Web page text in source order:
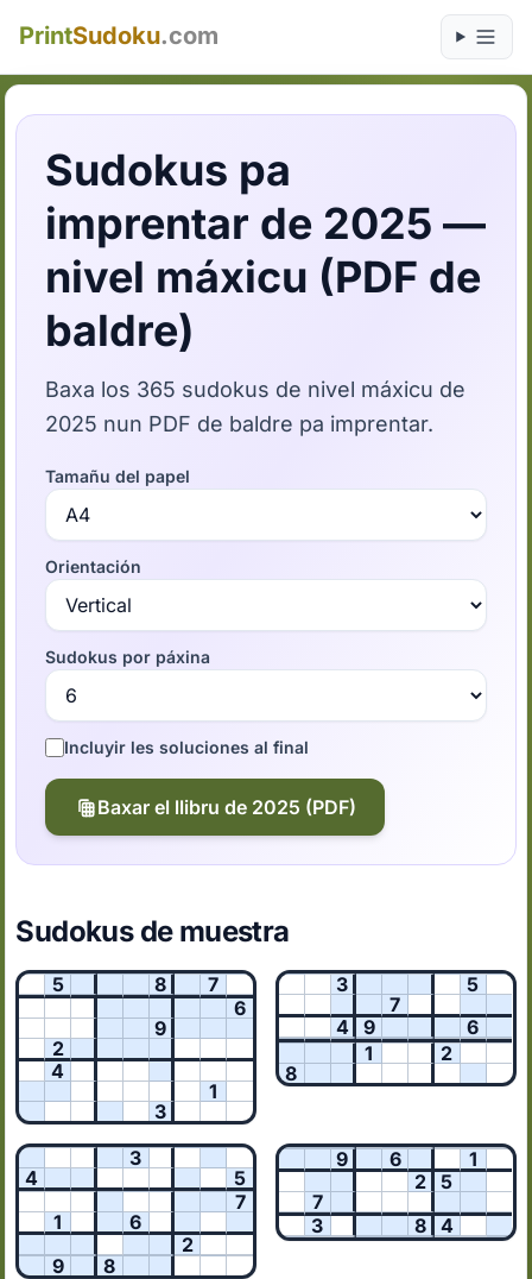
PrintSudoku.com
Sudokus pa
imprentar de 2025 —
nivel máxicu (PDF de
baldre)
Baxa los 365 sudokus de nivel máxicu de
2025 nun PDF de baldre pa imprentar.
Tamañu del papel
Orientación
Sudokus por páxina
Incluyir les soluciones al final
Baxar el llibru de 2025 (PDF)
Sudokus de muestra
5 8
7
6
9
2
4
1
3
3
5
7
4
9
6
1
2
8
3
4
5
7
1
6
2
9
8
9 6
1
2
5
7
3
8 4